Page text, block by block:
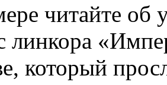
читайте об
линкора
который